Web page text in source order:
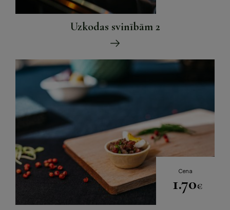
Uzkodas svinībām 2
Cena
1.70€